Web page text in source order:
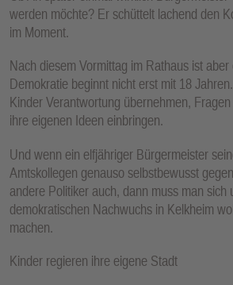
werden möchte? Er schüttelt lachend den
im Moment.
Nach diesem Vormittag im Rathaus ist
Demokratie beginnt nicht erst mit 18
Kinder Verantwortung übernehmen,
ihre eigenen Ideen einbringen.
Und wenn ein elfjähriger Bürgermeister
Amtskollegen genauso selbstbewusst
andere Politiker auch, dann muss man sich
demokratischen Nachwuchs in Kelkheim
machen.
Kinder regieren ihre eigene Stadt